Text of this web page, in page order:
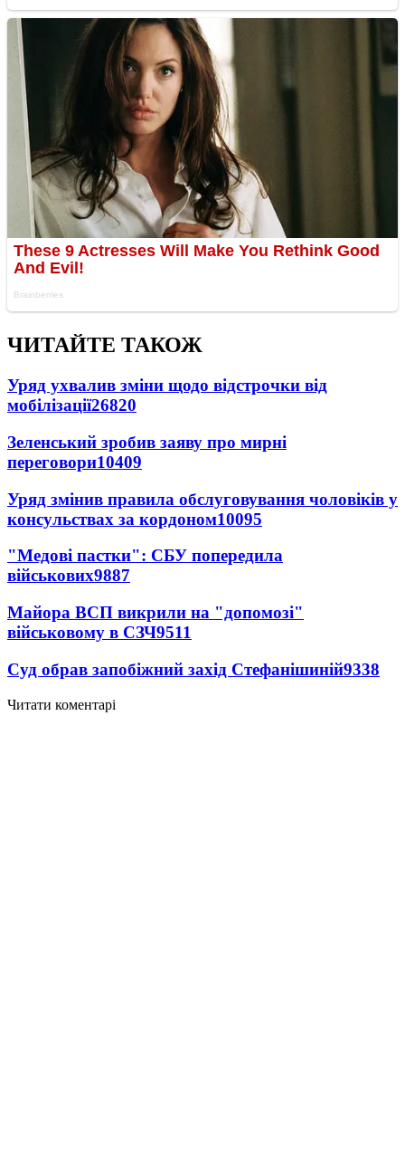
ЧИТАЙТЕ ТАКОЖ
Уряд ухвалив зміни щодо відстрочки від
мобілізації26820
Зеленський зробив заяву про мирні
переговори10409
Уряд змінив правила обслуговування чоловіків у
консульствах за кордоном10095
"Медові пастки": СБУ попередила
військових9887
Майора ВСП викрили на "допомозі"
військовому в СЗЧ9511
Суд обрав запобіжний захід Стефанішиній9338
Читати коментарі